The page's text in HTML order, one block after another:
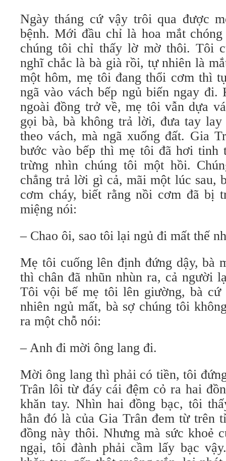
Ngày tháng cứ vậy trôi qua được
bệnh. Mới đầu chỉ là hoa mắt
chúng tôi chỉ thấy lờ mờ thôi. Tôi
nghĩ chắc là bà già rồi, tự nhiên là
một hôm, mẹ tôi đang thổi cơm thì
ngã vào vách bếp ngủ biến ngay
ngoài đồng trở về, mẹ tôi vẫn dựa
gọi bà, bà không trả lời, đưa tay
theo vách, mà ngã xuống đất. Gia
bước vào bếp thì mẹ tôi đã hơi tinh
trừng nhìn chúng tôi một hồi.
chẳng trả lời gì cả, mãi một lúc sau,
cơm cháy, biết rằng nồi cơm đã bị
miệng nói:
– Chao ôi, sao tôi lại ngủ đi mất thế
Mẹ tôi cuống lên định đứng dậy, bà
thì chân đã nhũn nhùn ra, cả người
Tôi vội bế mẹ tôi lên giường, bà
nhiên ngủ mất, bà sợ chúng tôi
ra một chỗ nói:
– Anh đi mời ông lang đi.
Mời ông lang thì phải có tiền, tôi
Trân lôi từ đáy cái đệm cỏ ra hai
khăn tay. Nhìn hai đồng bạc, tôi
hẳn đó là của Gia Trân đem từ trên
đồng này thôi. Nhưng mà sức khoẻ
ngại, tôi đành phải cầm lấy bạc